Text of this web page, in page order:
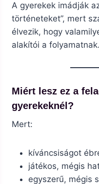
A gyerekek imádják
történeteket”, mert
élvezik, hogy
alakítói a folyamatnak.
Miért lesz ez a
gyerekeknél?
Mert:
kíváncsiságot
játékos, mégis
egyszerű, mégis